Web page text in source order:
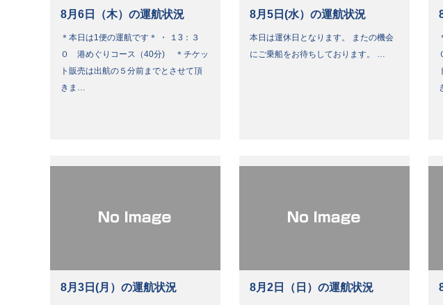
8月6日（木）の運航状況
＊本日は1便の運航です＊ ・ １3：３
０ 港めぐりコース（40分) ＊チケッ
ト販売は出航の５分前までとさせて頂
きま…
8月5日(水）の運航状況
本日は運休日となります。 またの機会
にご乗船をお待ちしております。 …
8月3日(月）の運航状況 8月2日（日）の運航状況